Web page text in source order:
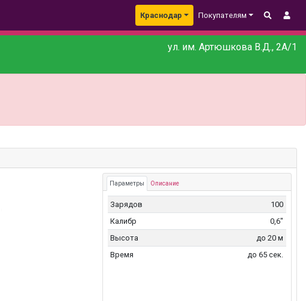
Краснодар Покупателям
ул. им. Артюшкова В.Д., 2А/1
Параметры Описание
Зарядов
100
Калибр
0,6"
Высота
до 20 м
Время
до 65 сек.